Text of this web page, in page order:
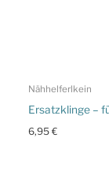
Nähhelferlkein
Ersatzklinge –
6,95€